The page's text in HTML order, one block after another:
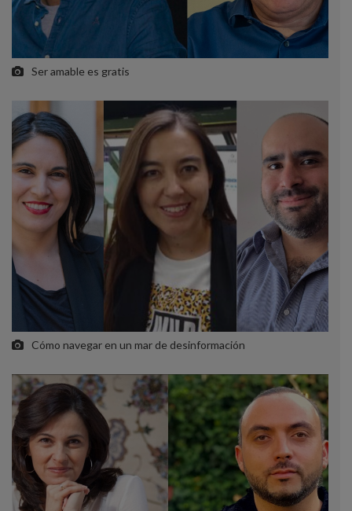
Ser amable es gratis
Cómo navegar en un mar de desinformación